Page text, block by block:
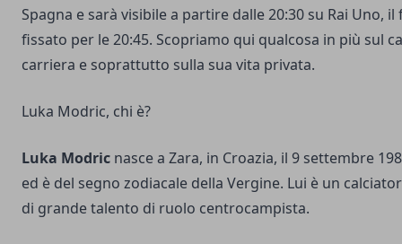
Spagna e sarà visibile a partire dalle 20:30 su Rai Uno,
fissato per le 20:45. Scopriamo qui qualcosa in più sul
carriera e soprattutto sulla sua vita privata.
Luka Modric, chi è?
Luka Modric nasce a Zara, in Croazia, il 9 settembre
ed è del segno zodiacale della Vergine. Lui è un
di grande talento di ruolo centrocampista.